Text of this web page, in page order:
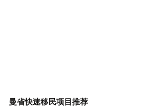
曼省快速移民项目推荐